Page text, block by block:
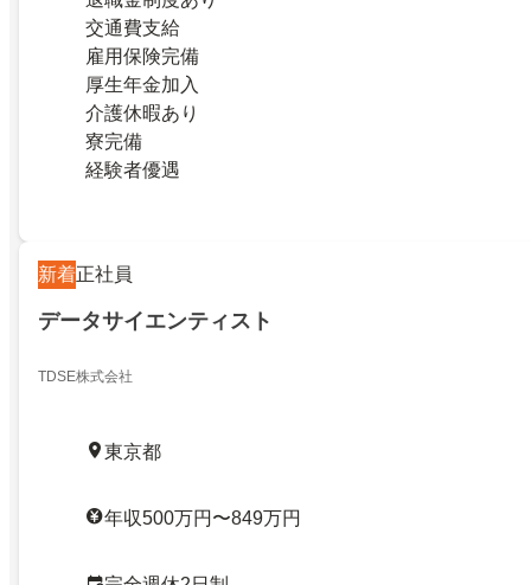
交通費支給
雇用保険完備
厚生年金加入
介護休暇あり
寮完備
経験者優遇
新着正社員
データサイエンティスト
TDSE株式会社
東京都
年収500万円〜849万円